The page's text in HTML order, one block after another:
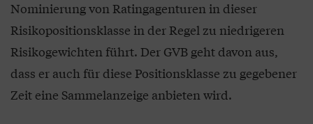
Nominierung von Ratingagenturen in dieser
Risikopositionsklasse in der Regel zu niedrigeren
Risikogewichten führt. Der GVB geht davon aus,
dass er auch für diese Positionsklasse zu gegebener
Zeit eine Sammelanzeige anbieten wird.